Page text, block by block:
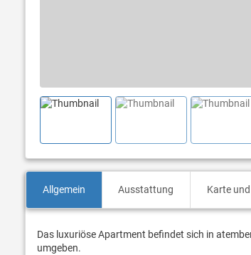
Allgemein Ausstattung Karte
Das luxuriöse Apartment befindet sich in
umgeben.